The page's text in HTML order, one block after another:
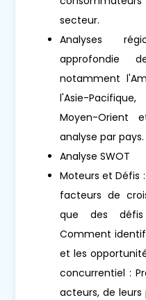
secteur.
Analyses
approfondie
notamment
l'Asie-
Moyen-Orient
analyse par pays.
Analyse SWOT
Moteurs et Défis
facteurs de
que des
Comment
et les
concurrentiel :
acteurs, de